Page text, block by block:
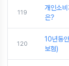
119
개인소
은?
120
10년동
보험)